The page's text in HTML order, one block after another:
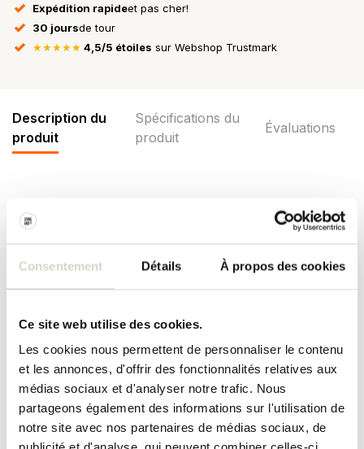
Consentement Détails À propos des cookies
Ce site web utilise des cookies.
Les cookies nous permettent de personnaliser le contenu
et les annonces, d'offrir des fonctionnalités relatives aux
médias sociaux et d'analyser notre trafic. Nous
partageons également des informations sur l'utilisation de
notre site avec nos partenaires de médias sociaux, de
Expédition rapideet pas cher!
30 joursde tour
★★★★★ 4,5/5 étoiles sur Webshop Trustmark
Description du
produit
Spécifications du
produit
Évaluations
fabriqué en polyester et comporte le texte « Je suis un marcheur
SPÉCIFICATIONS DU PRODUIT
Numéro d'article 18226
SKU 18226